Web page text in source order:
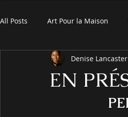
All Posts Art Pour la Maison
EN
Denise Lancaster